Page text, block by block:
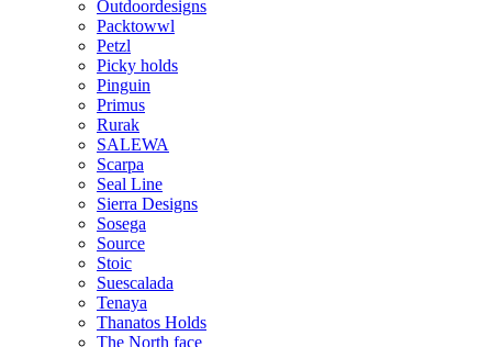
Outdoordesigns
Packtowwl
Petzl
Picky holds
Pinguin
Primus
Rurak
SALEWA
Scarpa
Seal Line
Sierra Designs
Sosega
Source
Stoic
Suescalada
Tenaya
Thanatos Holds
The North face